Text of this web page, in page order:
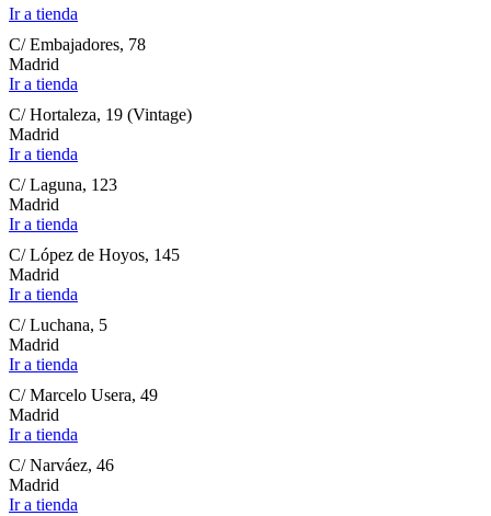
Ir a tienda
C/ Embajadores, 78
Madrid
Ir a tienda
C/ Hortaleza, 19 (Vintage)
Madrid
Ir a tienda
C/ Laguna, 123
Madrid
Ir a tienda
C/ López de Hoyos, 145
Madrid
Ir a tienda
C/ Luchana, 5
Madrid
Ir a tienda
C/ Marcelo Usera, 49
Madrid
Ir a tienda
C/ Narváez, 46
Madrid
Ir a tienda